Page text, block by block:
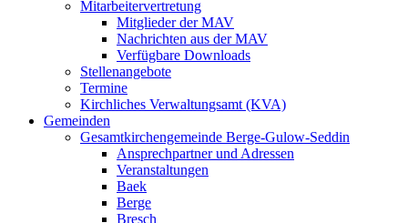
Mitarbeitervertretung
Mitglieder der MAV
Nachrichten aus der MAV
Verfügbare Downloads
Stellenangebote
Termine
Kirchliches Verwaltungsamt (KVA)
Gemeinden
Gesamtkirchengemeinde Berge-Gulow-Seddin
Ansprechpartner und Adressen
Veranstaltungen
Baek
Berge
Bresch